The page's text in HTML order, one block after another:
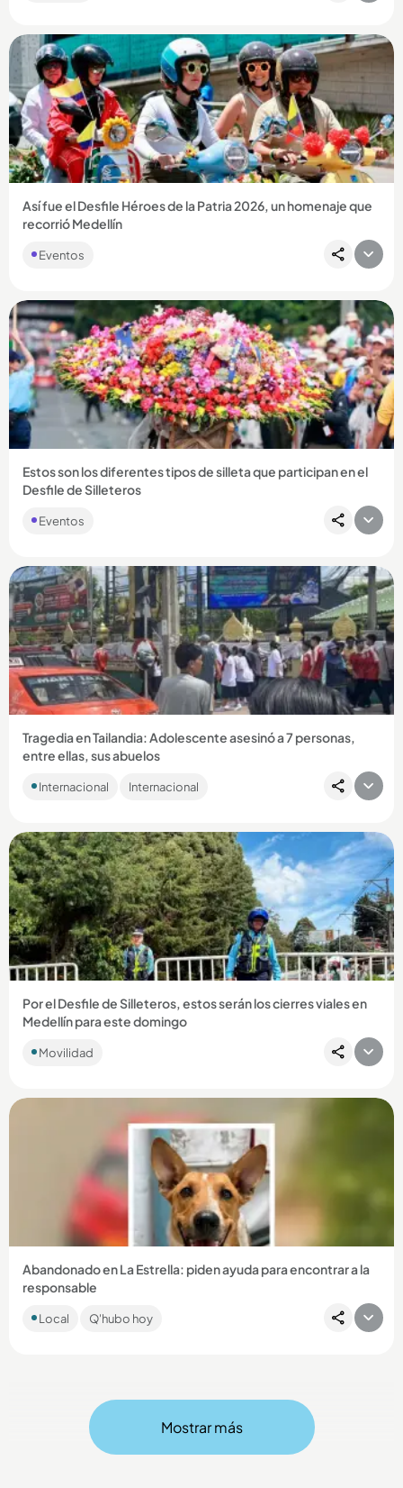
Compartir Noticia
Así fue el Desfile Héroes de la Patria 2026, un homenaje que
recorrió Medellín
Eventos
Compartir Noticia
Estos son los diferentes tipos de silleta que participan en el
Desfile de Silleteros
Eventos
Compartir Noticia
Tragedia en Tailandia: Adolescente asesinó a 7 personas,
entre ellas, sus abuelos
hecho ocurrió en Bangkok y dejó más de 30 personas
Internacional Internacional
Compartir Noticia
Por el Desfile de Silleteros, estos serán los cierres viales en
Medellín para este domingo
Movilidad
Compartir Noticia
Abandonado en La Estrella: piden ayuda para encontrar a la
responsable
perrera municipal y lo amarró a una reja. ...
Local Q'hubo hoy
Mostrar más